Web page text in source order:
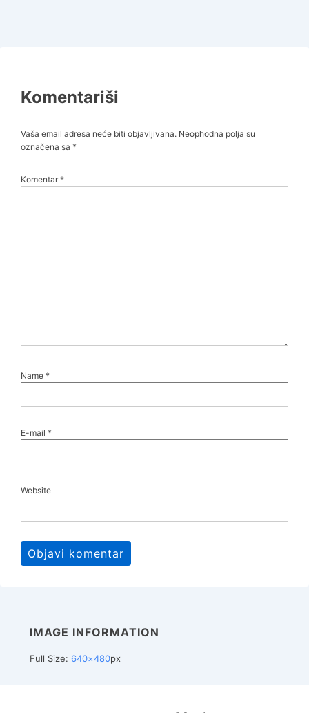
Komentariši
Vaša email adresa neće biti objavljivana. Neophodna polja su
označena sa *
Komentar *
Name *
E-mail *
Website
IMAGE INFORMATION
Full Size: 640×480px